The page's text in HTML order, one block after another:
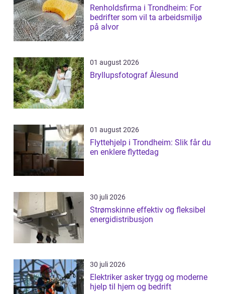
Renholdsfirma i Trondheim: For
bedrifter som vil ta arbeidsmiljø
på alvor
01 august 2026
Bryllupsfotograf Ålesund
01 august 2026
Flyttehjelp i Trondheim: Slik får du
en enklere flyttedag
30 juli 2026
Strømskinne effektiv og fleksibel
energidistribusjon
30 juli 2026
Elektriker asker trygg og moderne
hjelp til hjem og bedrift